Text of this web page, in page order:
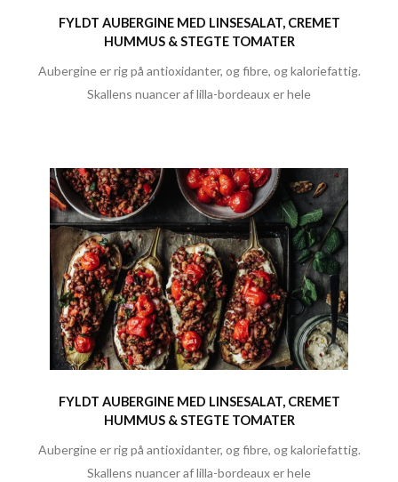
FYLDT AUBERGINE MED LINSESALAT, CREMET
HUMMUS & STEGTE TOMATER
Aubergine er rig på antioxidanter, og fibre, og kaloriefattig.
Skallens nuancer af lilla-bordeaux er hele
FYLDT AUBERGINE MED LINSESALAT, CREMET
HUMMUS & STEGTE TOMATER
Aubergine er rig på antioxidanter, og fibre, og kaloriefattig.
Skallens nuancer af lilla-bordeaux er hele